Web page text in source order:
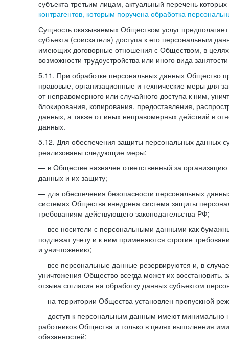
субъекта третьим лицам, актуальный перечень
контрагентов, которым поручена обработка
Сущность оказываемых Обществом услуг
субъекта (соискателя) доступа к его персональным
имеющих договорные отношения с Обществом, в
возможности трудоустройства или иного вида
5.11. При обработке персональных данных Общество
правовые, организационные и технические меры для
от неправомерного или случайного доступа к ним,
блокирования, копирования, предоставления,
данных, а также от иных неправомерных действий в
данных.
5.12. Для обеспечения защиты персональных данных
реализованы следующие меры:
— в Обществе назначен ответственный за
данных и их защиту;
— для обеспечения безопасности персональных
системах Общества внедрена система защиты
требованиям действующего законодательства РФ;
— все носители с персональными данными как
подлежат учету и к ним применяются строгие
и уничтожению;
— все персональные данные резервируются и, в
уничтожения Общество всегда может их восстановить,
отзыва согласия на обработку данных субъектом
— на территории Общества установлен пропускной
— доступ к персональным данным имеют минимально
работников Общества и только в целях выполнения
обязанностей;